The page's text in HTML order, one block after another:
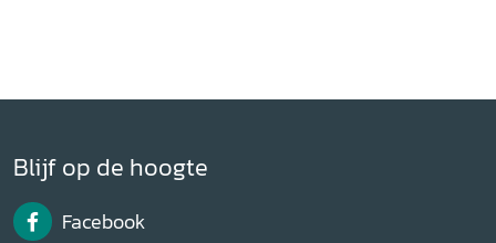
Blijf op de hoogte
Facebook